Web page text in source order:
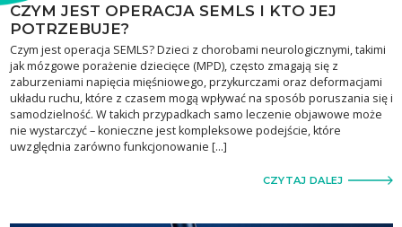
CZYM JEST OPERACJA SEMLS I KTO JEJ
POTRZEBUJE?
Czym jest operacja SEMLS? Dzieci z chorobami neurologicznymi, takimi
jak mózgowe porażenie dziecięce (MPD), często zmagają się z
zaburzeniami napięcia mięśniowego, przykurczami oraz deformacjami
układu ruchu, które z czasem mogą wpływać na sposób poruszania się i
samodzielność. W takich przypadkach samo leczenie objawowe może
nie wystarczyć – konieczne jest kompleksowe podejście, które
uwzględnia zarówno funkcjonowanie […]
CZYTAJ DALEJ